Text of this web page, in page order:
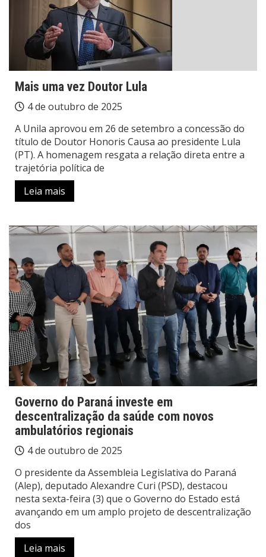
Mais uma vez Doutor Lula
4 de outubro de 2025
A Unila aprovou em 26 de setembro a concessão do
título de Doutor Honoris Causa ao presidente Lula
(PT). A homenagem resgata a relação direta entre a
trajetória política de
Leia mais
Governo do Paraná investe em
descentralização da saúde com novos
ambulatórios regionais
4 de outubro de 2025
O presidente da Assembleia Legislativa do Paraná
(Alep), deputado Alexandre Curi (PSD), destacou
nesta sexta-feira (3) que o Governo do Estado está
avançando em um amplo projeto de descentralização
dos
Leia mais